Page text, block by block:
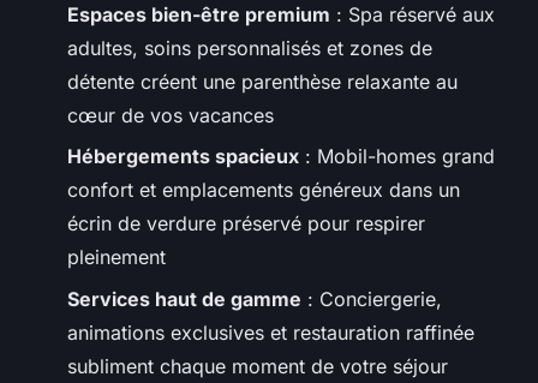
Espaces bien-être premium : Spa réservé aux
adultes, soins personnalisés et zones de
détente créent une parenthèse relaxante au
cœur de vos vacances
Hébergements spacieux : Mobil-homes grand
confort et emplacements généreux dans un
écrin de verdure préservé pour respirer
pleinement
Services haut de gamme : Conciergerie,
animations exclusives et restauration raffinée
subliment chaque moment de votre séjour